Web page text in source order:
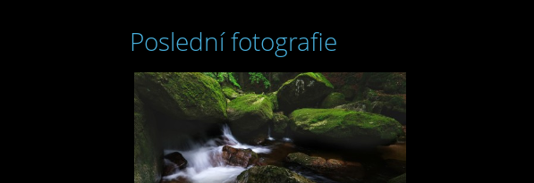
Poslední fotografie